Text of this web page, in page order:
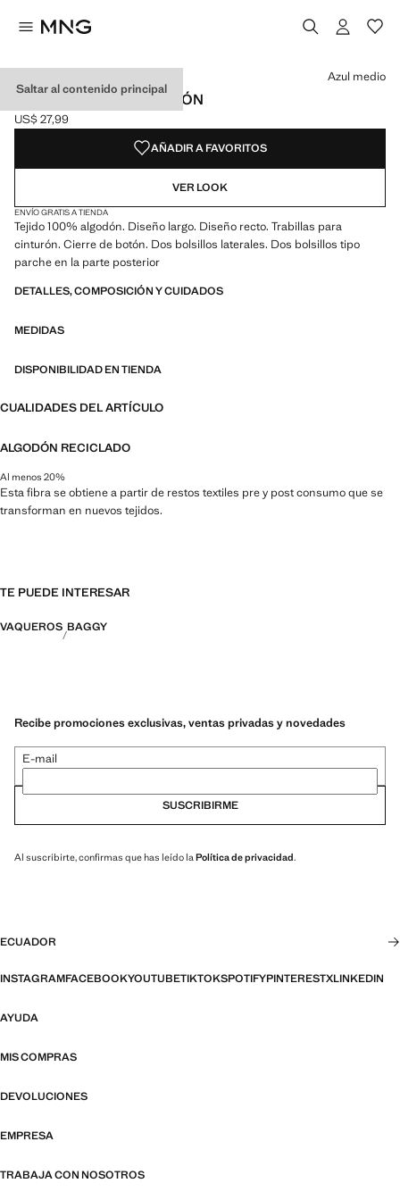
Saltar al contenido principal
JEANS RECTOS ALGODÓN
Precio actual [US$ 27,99 ]
US$ 27,99
Selecciona un color
Color Azul medio seleccionado
Azul medio
AÑADIR A FAVORITOS
VER LOOK
ENVÍO GRATIS A TIENDA
Tejido 100% algodón. Diseño largo. Diseño recto. Trabillas para
cinturón. Cierre de botón. Dos bolsillos laterales. Dos bolsillos tipo
parche en la parte posterior
DETALLES, COMPOSICIÓN Y CUIDADOS
MEDIDAS
DISPONIBILIDAD EN TIENDA
CUALIDADES DEL ARTÍCULO
ALGODÓN RECICLADO
Al menos 20%
Esta fibra se obtiene a partir de restos textiles pre y post consumo que se
transforman en nuevos tejidos.
TE PUEDE INTERESAR
VAQUEROS BAGGY
Recibe promociones exclusivas, ventas privadas y novedades
E-mail
SUSCRIBIRME
Al suscribirte, confirmas que has leído laPolítica de privacidad.
ECUADOR
INSTAGRAMFACEBOOKYOUTUBETIKTOKSPOTIFYPINTERESTXLINKEDIN
AYUDA
MIS COMPRAS
DEVOLUCIONES
EMPRESA
TRABAJA CON NOSOTROS